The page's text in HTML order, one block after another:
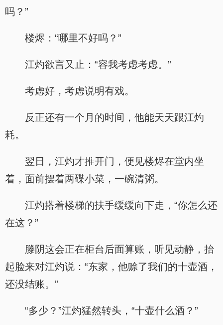
吗？”
楼烬：“哪里不好吗？”
江灼欲言又止：“容我考虑考虑。”
考虑好，考虑说明有戏。
反正还有一个月的时间，他能天天跟江灼
耗。
翌日，江灼才推开门，便见楼烬在堂内坐
着，面前摆着两碟小菜，一碗清粥。
江灼搭着楼梯的扶手缓缓向下走，“你怎么还
在这？”
滕阴这会正在柜台后面算账，听见动静，抬
起脸来对江灼说：“东家，他赊了我们的十壶酒，
还没结账。”
“多少？”江灼猛然转头，“十壶什么酒？”